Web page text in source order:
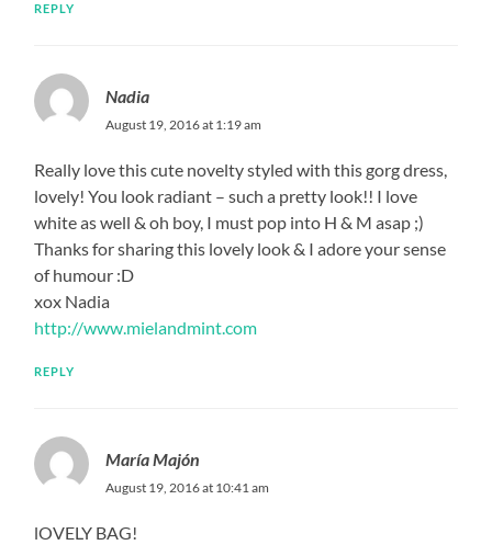
REPLY
Nadia
August 19, 2016 at 1:19 am
Really love this cute novelty styled with this gorg dress,
lovely! You look radiant – such a pretty look!! I love
white as well & oh boy, I must pop into H & M asap ;)
Thanks for sharing this lovely look & I adore your sense
of humour :D
xox Nadia
http://www.mielandmint.com
REPLY
María Majón
August 19, 2016 at 10:41 am
lOVELY BAG!